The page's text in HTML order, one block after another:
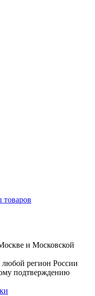
товаров
и Московской
регион России
подтверждению